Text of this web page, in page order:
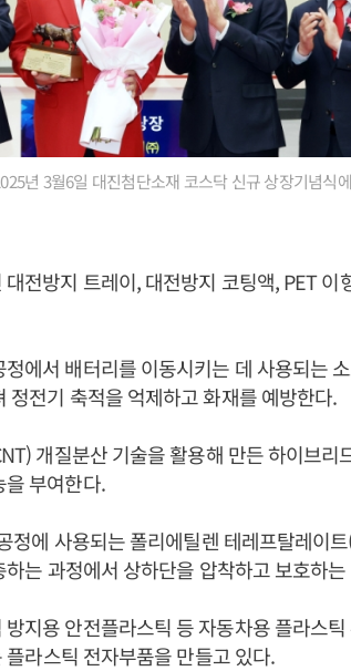
년 3월6일 대진첨단소재 코스닥 신규 상장기념식
전방지 트레이, 대전방지 코팅액, PET 이
에서 배터리를 이동시키는 데 사용되는
전기 축적을 억제하고 화재를 예방한다.
개질분산 기술을 활용해 만든 하이브리
부여한다.
정에 사용되는 폴리에틸렌 테레프탈레이
는 과정에서 상하단을 압착하고 보호하
지용 안전플라스틱 등 자동차용 플라스
라스틱 전자부품을 만들고 있다.